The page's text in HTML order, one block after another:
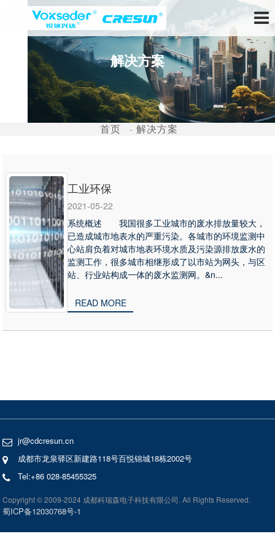
解决方案
首页 解决方案
工业环保
2021-05-22
系统概述 我国很多工业城市的废水排放量较大，
已造成城市地表水的严重污染。各城市的环境监测中
心站肩负着对城市地表环境水质及污染源排放废水的
监测工作，很多城市相继形成了以市站为网头，与区
站、行业站构成一体的废水监测网。&n...
READ MORE
jr@cdcresun.cn
成都市龙泉驿区新建路118号百悦锦城18栋2002号
Tel:+86 028-85455325
Copyright © 2009-2024 成都科瑞森电子科技有限公司. All Rights Reserved.
蜀ICP备12030768号-1